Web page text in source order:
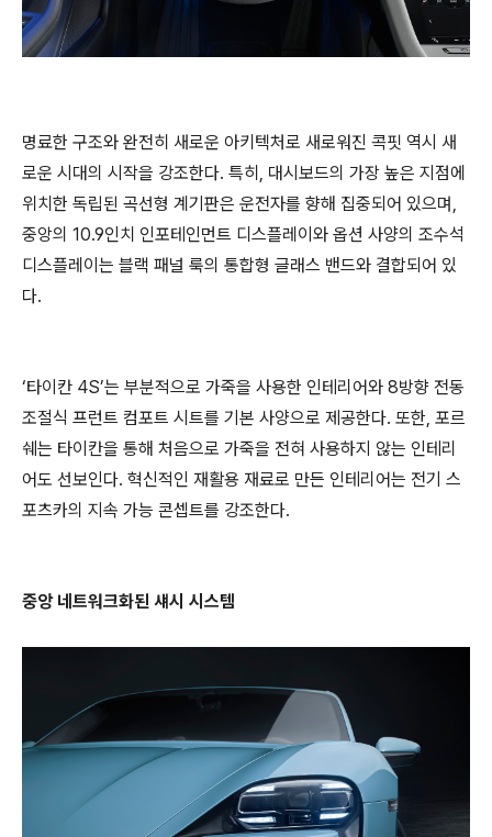
명료한 구조와 완전히 새로운 아키텍처로 새로워진 콕핏 역시 새
로운 시대의 시작을 강조한다. 특히, 대시보드의 가장 높은 지점에
위치한 독립된 곡선형 계기판은 운전자를 향해 집중되어 있으며,
중앙의 10.9인치 인포테인먼트 디스플레이와 옵션 사양의 조수석
디스플레이는 블랙 패널 룩의 통합형 글래스 밴드와 결합되어 있
다.
‘타이칸 4S’는 부분적으로 가죽을 사용한 인테리어와 8방향 전동
조절식 프런트 컴포트 시트를 기본 사양으로 제공한다. 또한, 포르
쉐는 타이칸을 통해 처음으로 가죽을 전혀 사용하지 않는 인테리
어도 선보인다. 혁신적인 재활용 재료로 만든 인테리어는 전기 스
포츠카의 지속 가능 콘셉트를 강조한다.
중앙 네트워크화된 섀시 시스템